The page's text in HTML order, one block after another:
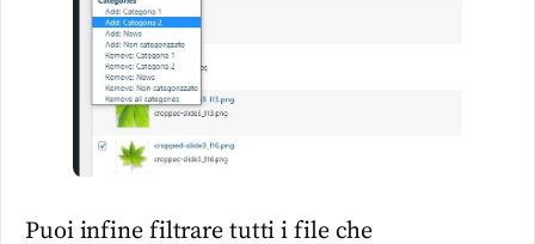
Puoi infine filtrare tutti i file che